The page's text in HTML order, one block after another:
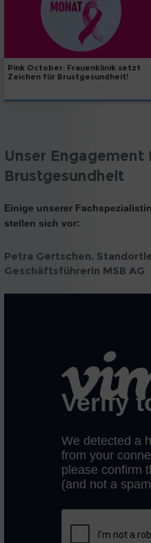
Pink October: Frauenklinik setzt
Zeichen für Brustgesundheit!
Unser Engagement
Brustgesundheit
Einige unserer
stellen sich vor:
Petra Gertschen,
Geschäftsführerin MSB AG